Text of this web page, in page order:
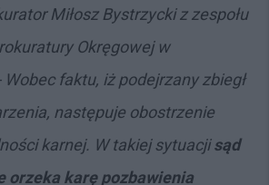
Miłosz Bystrzycki z zespołu
Okręgowej w
faktu, iż podejrzany zbiegł
następuje obostrzenie
karnej. W takiej sytuacjisąd
orzeka karę pozbawienia